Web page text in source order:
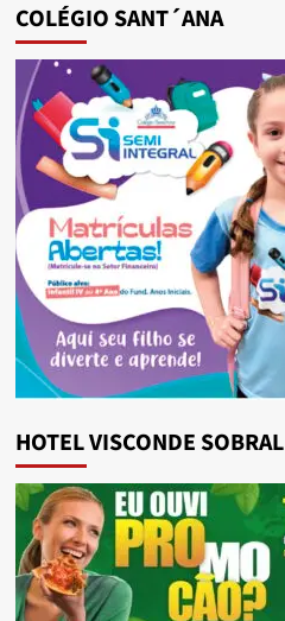
COLÉGIO SANT´ANA
HOTEL VISCONDE SOBRAL